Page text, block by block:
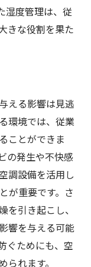
湿度管理は、従
きな役割を果た
える影響は見逃
環境では、従業
ことができま
の発生や不快感
調設備を活用し
が重要です。さ
を引き起こし、
響を与える可能
ぐためにも、空